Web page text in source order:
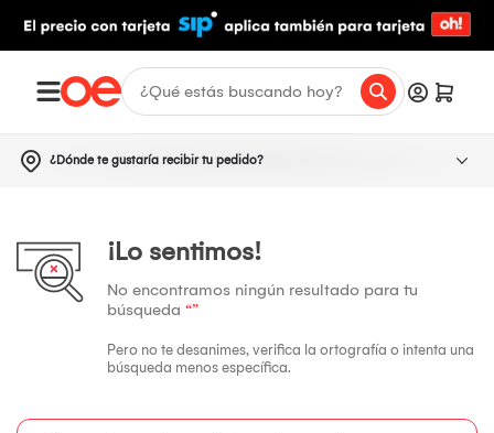
¿Dónde te gustaría recibir tu pedido?
¡Lo sentimos!
No encontramos ningún resultado para tu
búsqueda “”
Pero no te desanimes, verifica la ortografía o intenta una
búsqueda menos específica.